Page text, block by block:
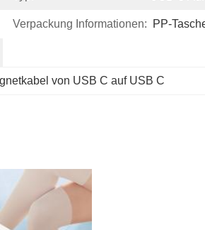
Verpackung Informationen: PP-
von USB C auf USB C